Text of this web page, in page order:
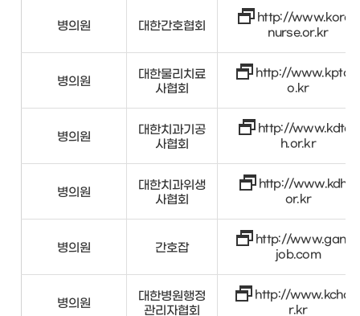
병의원 대한간호협회
http://www.korea
nurse.or.kr
병의원
대한물리치료
사협회
http://www.kpta.c
o.kr
병의원
대한치과기공
사협회
http://www.kdtec
h.or.kr
병의원
대한치과위생
사협회
http://www.kdha.
or.kr
병의원 간호잡
http://www.ganho
job.com
병의원
대한병원행정
관리자협회
http://www.kcha.o
r.kr